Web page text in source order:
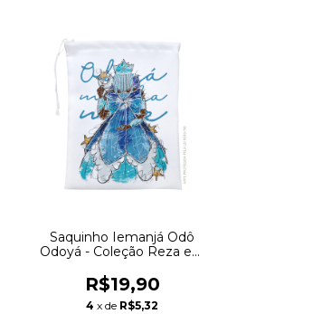
Saquinho Iemanjá Odô
Odoyá - Coleção Reza em
R$19,90
4 x de R$5,32